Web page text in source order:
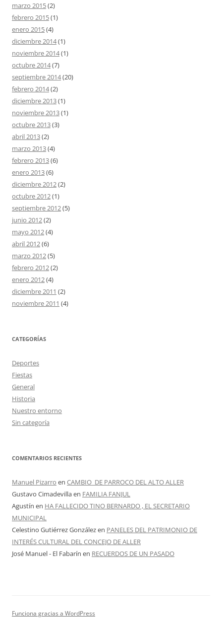
marzo 2015(2)
febrero 2015(1)
enero 2015(4)
diciembre 2014(1)
noviembre 2014(1)
octubre 2014(7)
septiembre 2014(20)
febrero 2014(2)
diciembre 2013(1)
noviembre 2013(1)
octubre 2013(3)
abril 2013(2)
marzo 2013(4)
febrero 2013(6)
enero 2013(6)
diciembre 2012(2)
octubre 2012(1)
septiembre 2012(5)
junio 2012(2)
mayo 2012(4)
abril 2012(6)
marzo 2012(5)
febrero 2012(2)
enero 2012(4)
diciembre 2011 (2)
noviembre 2011 (4)
CATEGORÍAS
Deportes
Fiestas
General
Historia
Nuestro entorno
Sin categoría
COMENTARIOS RECIENTES
Manuel Pizarro en CAMBIO DE PARROCO DEL ALTO ALLER
Gustavo Cimadevillaen FAMILIA FANJUL
Agustín en HA FALLECIDO TINO BERNARDO , EL SECRETARIO
MUNICIPAL
Celestino Gutiérrez Gonzálezen PANELES DEL PATRIMONIO DE
INTERÉS CULTURAL DEL CONCEJO DE ALLER
José Manuel - El Fabarín en RECUERDOS DE UN PASADO
Funciona gracias a WordPress